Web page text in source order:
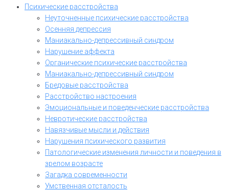
Психические расстройства
Неуточненные психические расстройства
Осенняя депрессия
Маниакально-депрессивный синдром
Нарушение аффекта
Органические психические расстройства
Маниакально-депрессивный синдром
Бредовые расстройства
Расстройство настроения
Эмоциональные и поведенческие расстройства
Невротические расстройства
Навязчивые мысли и действия
Нарушения психического развития
Патологические изменения личности и поведения в
зрелом возрасте
Загадка современности
Умственная отсталость